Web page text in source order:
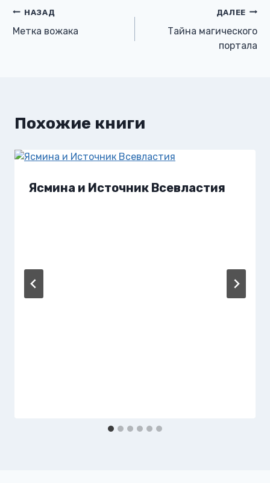
Навигация
по
НАЗАД
Метка вожака
ДАЛЕЕ
Тайна магического
портала
Похожие книги
Ясмина и Источник Всевластия